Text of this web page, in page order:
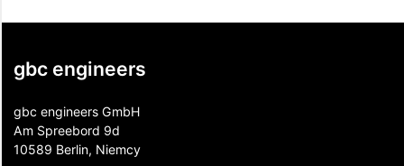
gbc engineers
gbc engineers GmbH
Am Spreebord 9d
10589 Berlin, Niemcy